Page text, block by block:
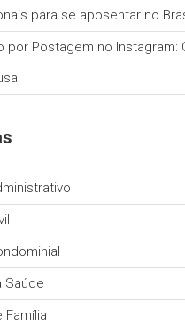
para se aposentar no
por Postagem no Instagram:
Saúde
Família